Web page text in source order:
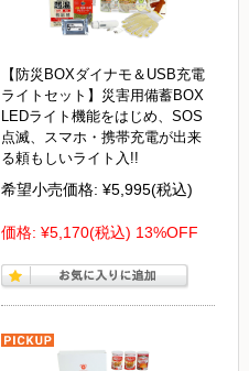
【防災BOXダイナモ＆USB充電
ライトセット】災害用備蓄BOX
LEDライト機能をはじめ、SOS
点滅、スマホ・携帯充電が出来
る頼もしいライト入!!
希望小売価格: ¥5,995(税込)
価格: ¥5,170(税込) 13%OFF